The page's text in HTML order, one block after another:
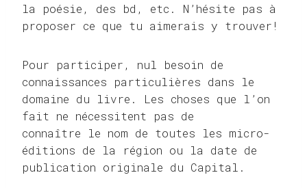
la poésie, des bd, etc. N’hésite pas à
proposer ce que tu aimerais y trouver!
Pour participer, nul besoin de
connaissances particulières dans le
domaine du livre. Les choses que l’on
fait ne nécessitent pas de
connaître le nom de toutes les micro-
éditions de la région ou la date de
publication originale du Capital.